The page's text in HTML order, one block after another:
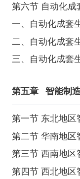
第六节 自动化成
一、自动化成套
二、自动化成套
三、自动化成套
第五章 智能制
第一节 东北地区
第二节 华南地区
第三节 西南地区
第四节 西北地区